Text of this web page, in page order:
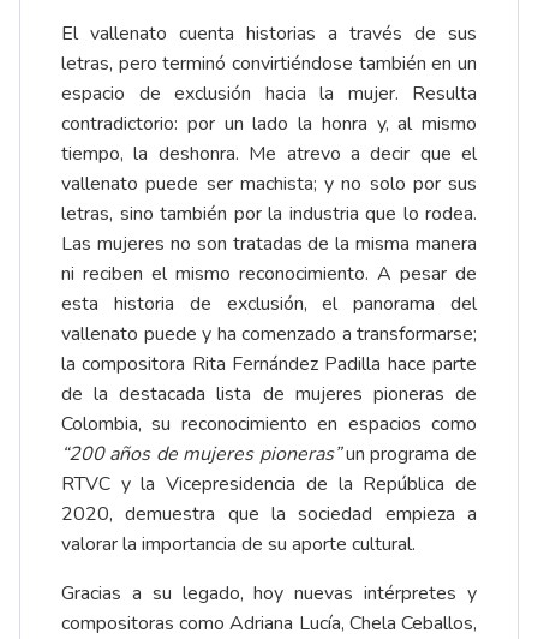
El vallenato cuenta historias a través de sus
letras, pero terminó convirtiéndose también en un
espacio de exclusión hacia la mujer. Resulta
contradictorio: por un lado la honra y, al mismo
tiempo, la deshonra. Me atrevo a decir que el
vallenato puede ser machista; y no solo por sus
letras, sino también por la industria que lo rodea.
Las mujeres no son tratadas de la misma manera
ni reciben el mismo reconocimiento. A pesar de
esta historia de exclusión, el panorama del
vallenato puede y ha comenzado a transformarse;
la compositora Rita Fernández Padilla hace parte
de la destacada lista de mujeres pioneras de
Colombia, su reconocimiento en espacios como
“200 años de mujeres pioneras”un programa de
RTVC y la Vicepresidencia de la República de
2020, demuestra que la sociedad empieza a
valorar la importancia de su aporte cultural.
Gracias a su legado, hoy nuevas intérpretes y
compositoras como Adriana Lucía, Chela Ceballos,